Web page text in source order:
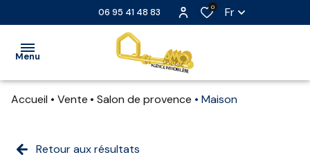
06 95 41 48 83 0 Fr
Menu
VENTE
Accueil Vente Salon de provence Maison
Retour aux résultats